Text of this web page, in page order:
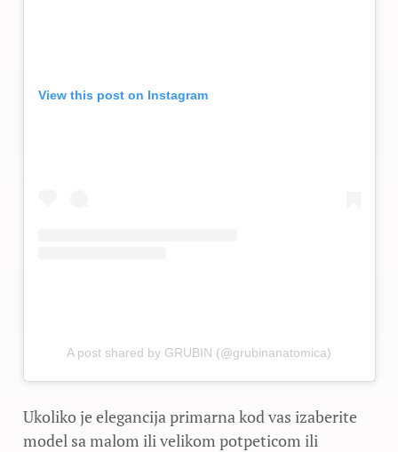
View this post on Instagram
A post shared by GRUBIN (@grubinanatomica)
Ukoliko je elegancija primarna kod vas izaberite
model sa malom ili velikom potpeticom ili